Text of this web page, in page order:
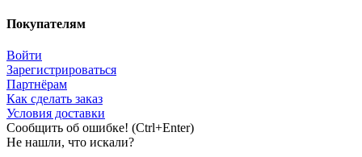
Покупателям
Войти
Зарегистрироваться
Партнёрам
Как сделать заказ
Условия доставки
Сообщить об ошибке! (Ctrl+Enter)
Не нашли, что искали?